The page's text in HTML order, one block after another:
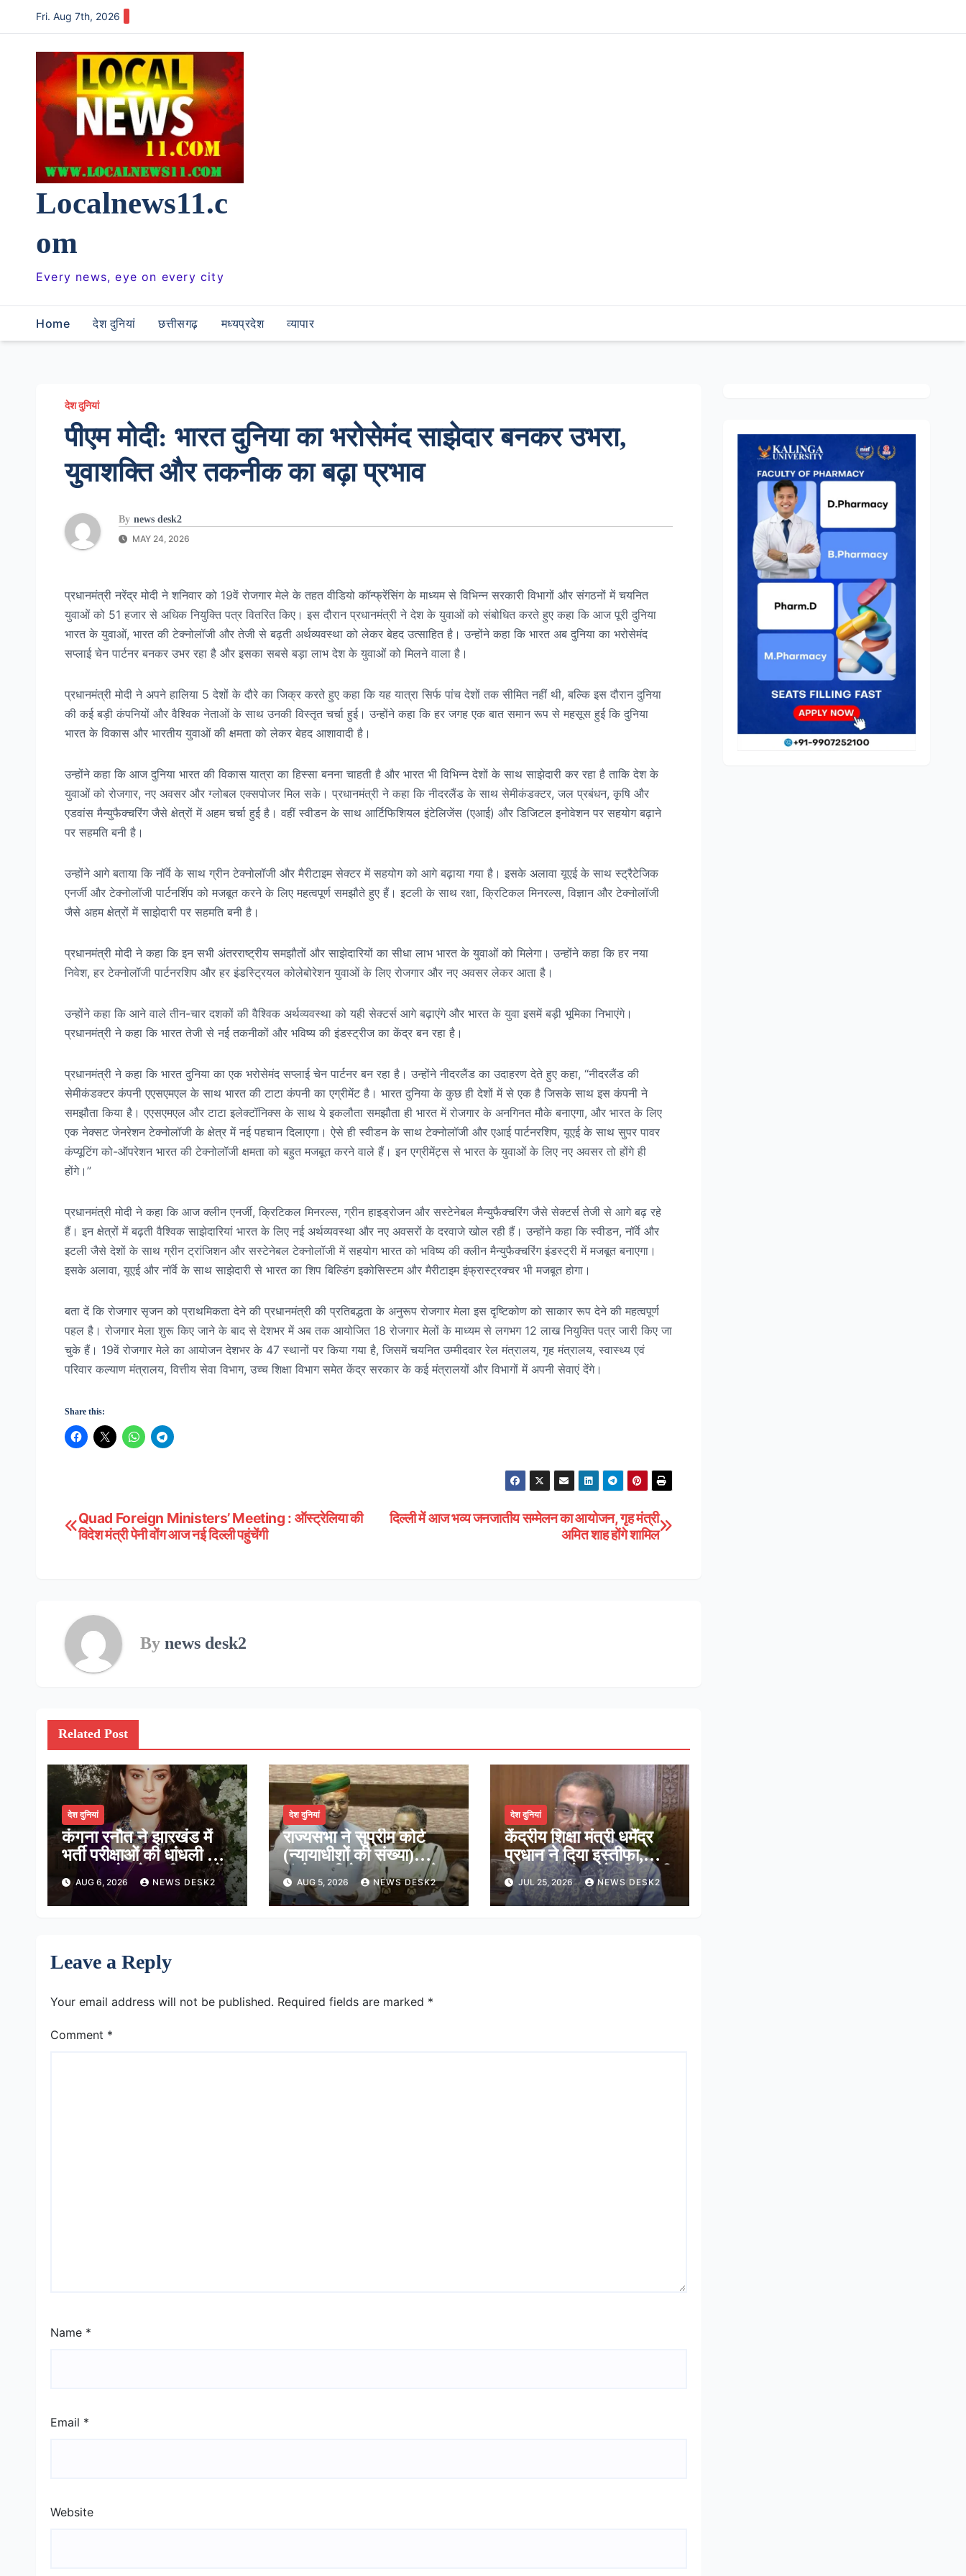
to
content
Fri. Aug 7th, 2026
Localnews11.c
om
Every news, eye on every city
Home देश दुनियां छत्तीसगढ़ मध्यप्रदेश व्यापार
देश दुनियां
पीएम मोदी: भारत दुनिया का भरोसेमंद साझेदार बनकर उभरा,
युवाशक्ति और तकनीक का बढ़ा प्रभाव
By news desk2
MAY 24, 2026
प्रधानमंत्री नरेंद्र मोदी ने शनिवार को 19वें रोजगार मेले के तहत वीडियो कॉन्फ्रेंसिंग के माध्यम से विभिन्न सरकारी विभागों और संगठनों में चयनित
युवाओं को 51 हजार से अधिक नियुक्ति पत्र वितरित किए। इस दौरान प्रधानमंत्री ने देश के युवाओं को संबोधित करते हुए कहा कि आज पूरी दुनिया
भारत के युवाओं, भारत की टेक्नोलॉजी और तेजी से बढ़ती अर्थव्यवस्था को लेकर बेहद उत्साहित है। उन्होंने कहा कि भारत अब दुनिया का भरोसेमंद
सप्लाई चेन पार्टनर बनकर उभर रहा है और इसका सबसे बड़ा लाभ देश के युवाओं को मिलने वाला है।
प्रधानमंत्री मोदी ने अपने हालिया 5 देशों के दौरे का जिक्र करते हुए कहा कि यह यात्रा सिर्फ पांच देशों तक सीमित नहीं थी, बल्कि इस दौरान दुनिया
की कई बड़ी कंपनियों और वैश्विक नेताओं के साथ उनकी विस्तृत चर्चा हुई। उन्होंने कहा कि हर जगह एक बात समान रूप से महसूस हुई कि दुनिया
भारत के विकास और भारतीय युवाओं की क्षमता को लेकर बेहद आशावादी है।
उन्होंने कहा कि आज दुनिया भारत की विकास यात्रा का हिस्सा बनना चाहती है और भारत भी विभिन्न देशों के साथ साझेदारी कर रहा है ताकि देश के
युवाओं को रोजगार, नए अवसर और ग्लोबल एक्सपोजर मिल सके। प्रधानमंत्री ने कहा कि नीदरलैंड के साथ सेमीकंडक्टर, जल प्रबंधन, कृषि और
एडवांस मैन्युफैक्चरिंग जैसे क्षेत्रों में अहम चर्चा हुई है। वहीं स्वीडन के साथ आर्टिफिशियल इंटेलिजेंस (एआई) और डिजिटल इनोवेशन पर सहयोग बढ़ाने
पर सहमति बनी है।
उन्होंने आगे बताया कि नॉर्वे के साथ ग्रीन टेक्नोलॉजी और मैरीटाइम सेक्टर में सहयोग को आगे बढ़ाया गया है। इसके अलावा यूएई के साथ स्ट्रैटेजिक
एनर्जी और टेक्नोलॉजी पार्टनर्शिप को मजबूत करने के लिए महत्वपूर्ण समझौते हुए हैं। इटली के साथ रक्षा, क्रिटिकल मिनरल्स, विज्ञान और टेक्नोलॉजी
जैसे अहम क्षेत्रों में साझेदारी पर सहमति बनी है।
प्रधानमंत्री मोदी ने कहा कि इन सभी अंतरराष्ट्रीय समझौतों और साझेदारियों का सीधा लाभ भारत के युवाओं को मिलेगा। उन्होंने कहा कि हर नया
निवेश, हर टेक्नोलॉजी पार्टनरशिप और हर इंडस्ट्रियल कोलेबोरेशन युवाओं के लिए रोजगार और नए अवसर लेकर आता है।
उन्होंने कहा कि आने वाले तीन-चार दशकों की वैश्विक अर्थव्यवस्था को यही सेक्टर्स आगे बढ़ाएंगे और भारत के युवा इसमें बड़ी भूमिका निभाएंगे।
प्रधानमंत्री ने कहा कि भारत तेजी से नई तकनीकों और भविष्य की इंडस्ट्रीज का केंद्र बन रहा है।
प्रधानमंत्री ने कहा कि भारत दुनिया का एक भरोसेमंद सप्लाई चेन पार्टनर बन रहा है। उन्होंने नीदरलैंड का उदाहरण देते हुए कहा, “नीदरलैंड की
सेमीकंडक्टर कंपनी एएसएमएल के साथ भारत की टाटा कंपनी का एग्रीमेंट है। भारत दुनिया के कुछ ही देशों में से एक है जिसके साथ इस कंपनी ने
समझौता किया है। एएसएमएल और टाटा इलेक्टॉनिक्स के साथ ये इकलौता समझौता ही भारत में रोजगार के अनगिनत मौके बनाएगा, और भारत के लिए
एक नेक्सट जेनरेशन टेक्नोलॉजी के क्षेत्र में नई पहचान दिलाएगा। ऐसे ही स्वीडन के साथ टेक्नोलॉजी और एआई पार्टनरशिप, यूएई के साथ सुपर पावर
कंप्यूटिंग को-ऑपरेशन भारत की टेक्नोलॉजी क्षमता को बहुत मजबूत करने वाले हैं। इन एग्रीमेंट्स से भारत के युवाओं के लिए नए अवसर तो होंगे ही
होंगे।”
प्रधानमंत्री मोदी ने कहा कि आज क्लीन एनर्जी, क्रिटिकल मिनरल्स, ग्रीन हाइड्रोजन और सस्टेनेबल मैन्युफैक्चरिंग जैसे सेक्टर्स तेजी से आगे बढ़ रहे
हैं। इन क्षेत्रों में बढ़ती वैश्विक साझेदारियां भारत के लिए नई अर्थव्यवस्था और नए अवसरों के दरवाजे खोल रही हैं। उन्होंने कहा कि स्वीडन, नॉर्वे और
इटली जैसे देशों के साथ ग्रीन ट्रांजिशन और सस्टेनेबल टेक्नोलॉजी में सहयोग भारत को भविष्य की क्लीन मैन्युफैक्चरिंग इंडस्ट्री में मजबूत बनाएगा।
इसके अलावा, यूएई और नॉर्वे के साथ साझेदारी से भारत का शिप बिल्डिंग इकोसिस्टम और मैरीटाइम इंफ्रास्ट्रक्चर भी मजबूत होगा।
बता दें कि रोजगार सृजन को प्राथमिकता देने की प्रधानमंत्री की प्रतिबद्धता के अनुरूप रोजगार मेला इस दृष्टिकोण को साकार रूप देने की महत्वपूर्ण
पहल है। रोजगार मेला शुरू किए जाने के बाद से देशभर में अब तक आयोजित 18 रोजगार मेलों के माध्यम से लगभग 12 लाख नियुक्ति पत्र जारी किए जा
चुके हैं। 19वें रोजगार मेले का आयोजन देशभर के 47 स्थानों पर किया गया है, जिसमें चयनित उम्मीदवार रेल मंत्रालय, गृह मंत्रालय, स्वास्थ्य एवं
परिवार कल्याण मंत्रालय, वित्तीय सेवा विभाग, उच्च शिक्षा विभाग समेत केंद्र सरकार के कई मंत्रालयों और विभागों में अपनी सेवाएं देंगे।
Share this:
Post
दिल्ली में आज भव्य जनजातीय सम्मेलन का आयोजन, गृह मंत्री
अमित शाह होंगे शामिल
Quad Foreign Ministers’ Meeting : ऑस्ट्रेलिया की
विदेश मंत्री पेनी वोंग आज नई दिल्ली पहुंचेंगी
By news desk2
Related Post
देश दुनियां
कंगना रनौत ने झारखंड में
भर्ती परीक्षाओं की धांधली पर
कहा, हमारे ‘जेन-जी’ सच में
हर तरह की तकलीफ झेल रहे
हैं
AUG 6, 2026 NEWS DESK2
देश दुनियां
राज्यसभा ने सुप्रीम कोर्ट
(न्यायाधीशों की संख्या)
संशोधन विधेयक 2026 को
दी मंजूरी, शीर्ष अदालत में अब
न्यायधीशों की संख्या होगी 38
AUG 5, 2026 NEWS DESK2
देश दुनियां
केंद्रीय शिक्षा मंत्री धर्मेंद्र
प्रधान ने दिया इस्तीफा,
कहा-राष्ट्रसेवा मेरे जीवन की
सर्वोच्च प्राथमिकता
JUL 25, 2026 NEWS DESK2
Leave a Reply
Your email address will not be published. Required fields are marked *
Comment *
Name *
Email *
Website